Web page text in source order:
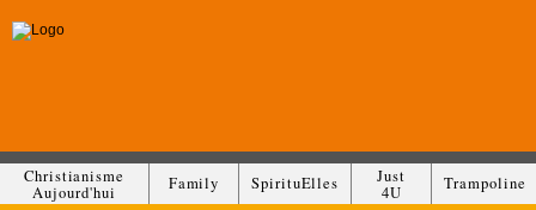
Christianisme
Aujourd'hui
Family SpirituElles
Just
4U
Trampoline